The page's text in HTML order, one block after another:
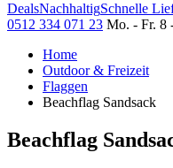
DealsNachhaltigSchnelle
0512 334 071 23 Mo. - Fr. 8
Home
Outdoor & Freizeit
Flaggen
Beachflag Sandsack
Beachflag